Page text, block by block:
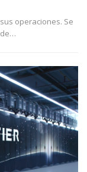
operaciones. Se
…